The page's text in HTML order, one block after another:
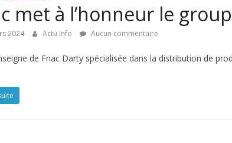
met à l’honneur le
2024 Actu Info Aucun commentaire
de Fnac Darty spécialisée dans la distribution de